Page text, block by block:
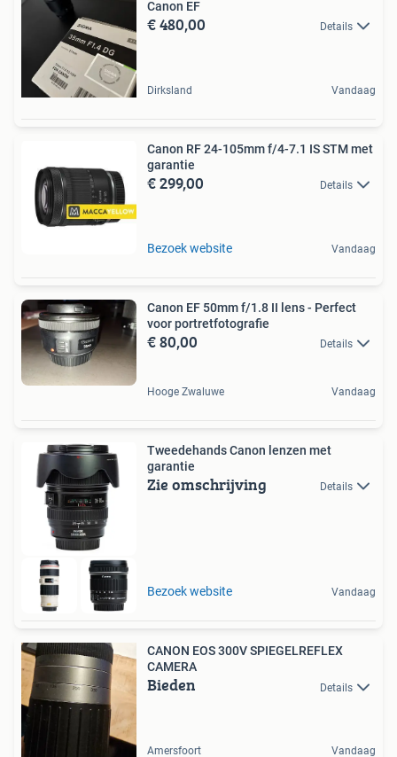
Canon EF
€ 480,00 Details
Dirksland Vandaag
Canon RF 24-105mm f/4-7.1 IS STM met
garantie
€ 299,00 Details
Bezoek website Vandaag
Canon EF 50mm f/1.8 II lens - Perfect
voor portretfotografie
€ 80,00 Details
Hooge Zwaluwe Vandaag
Tweedehands Canon lenzen met
garantie
Zie omschrijving Details
Bezoek website Vandaag
CANON EOS 300V SPIEGELREFLEX
CAMERA
Bieden Details
Amersfoort Vandaag